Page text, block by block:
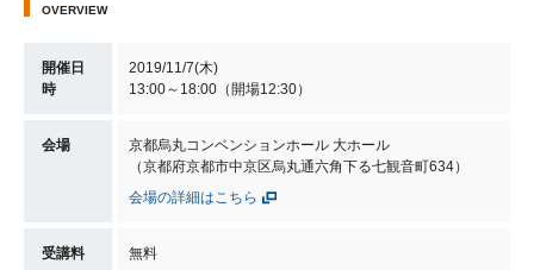
OVERVIEW
開催日
時
2019/11/7(木)
13:00～18:00（開場12:30）
会場
京都烏丸コンベンションホール 大ホール
（京都府京都市中京区烏丸通六角下る七観音町634）
会場の詳細はこちら
受講料 無料